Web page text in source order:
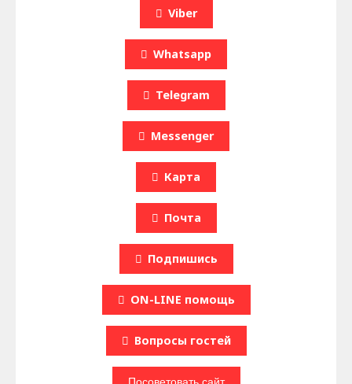
Viber
Whatsapp
Telegram
Messenger
Карта
Почта
Подпишись
ON-LINE помощь
Вопроcы гостей